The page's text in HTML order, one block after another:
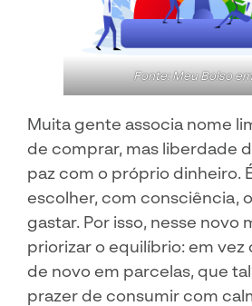
Fonte: Meu Bolso
Muita gente associa nome
de comprar, mas liberdade
paz com o próprio dinheiro.
escolher, com consciência,
gastar. Por isso, nesse novo
priorizar o equilíbrio: em vez
de novo em parcelas, que
prazer de consumir com